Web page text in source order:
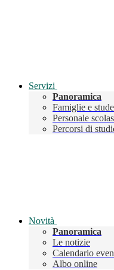
Servizi
Panoramica
Famiglie e
Personale
Percorsi di
Novità
Panoramica
Le notizie
Calendario
Albo online